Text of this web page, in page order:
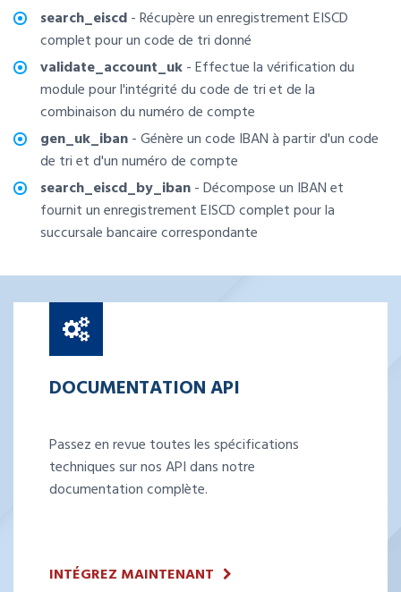
search_eiscd- Récupère un enregistrement EISCD
complet pour un code de tri donné
validate_account_uk- Effectue la vérification du
module pour l'intégrité du code de tri et de la
combinaison du numéro de compte
gen_uk_iban- Génère un code IBAN à partir d'un code
de tri et d'un numéro de compte
search_eiscd_by_iban- Décompose un IBAN et
fournit un enregistrement EISCD complet pour la
succursale bancaire correspondante
DOCUMENTATION API
Passez en revue toutes les spécifications
techniques sur nos API dans notre
documentation complète.
INTÉGREZ MAINTENANT